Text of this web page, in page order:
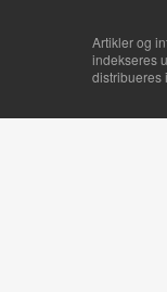
Artikler og
indekseres
distribueres